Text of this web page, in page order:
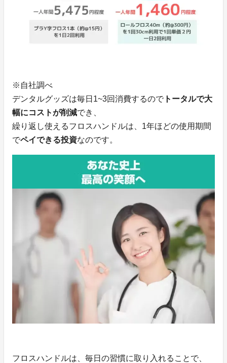
※自社調べ
デンタルグッズは毎日1~3回消費するので トータルで大
幅にコストが削減でき、
繰り返し使えるフロスハンドルは、1年ほどの使用期間
でペイできる投資なのです。
フロスハンドルは、毎日の習慣に取り入れることで、